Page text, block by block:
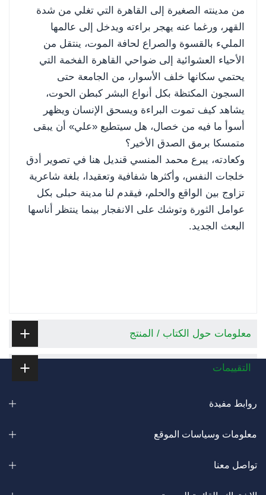
من مدينته الصغيرة إلى القاهرة التي تغلي من شدة
القهر، ورغما عنه يهجر براءته ويدخل إلى عالمها
المليء بالقسوة والصراع لحافة الموت، ينتقل من
الأحياء العشوائية إلى ضواحي القاهرة الفخمة التي
يحتمي سكانها خلف الأسوار، من الجامعة حتى
السجون المكتظة بكل أنواع البشر كبطن الحوت،
يشاهد كيف تموت البراءة ويسحق الإنسان ويظهر
أسوأ ما فيه من خصال، هل سيتطيع «علي» أن يبقى
متمسكا برمق الصدق الأخير؟
وكعادته، يبرع محمد المنسي قنديل هنا في تصوير أدق
خلجات النفس، وأكثرها شفافية وتعقيدا، بلغة شاعرية
تزاوج بين الواقع والحلم، فيقدم لنا مدينة حبلى بكل
عوامل الثورة وتوشك على الانفجار بينما ينتظر أناسها
البعث الجديد.
معلومات حول الكتاب / المنتج
التقييمات
روابط مفيدة
معلومات وسياسات الموقع
تواصل معنا